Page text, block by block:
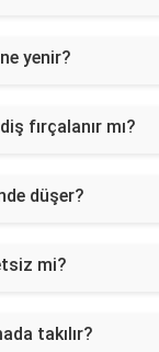
yenir?
fırçalanır mı?
düşer?
mi?
takılır?